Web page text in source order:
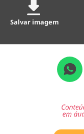
Salvar imagem